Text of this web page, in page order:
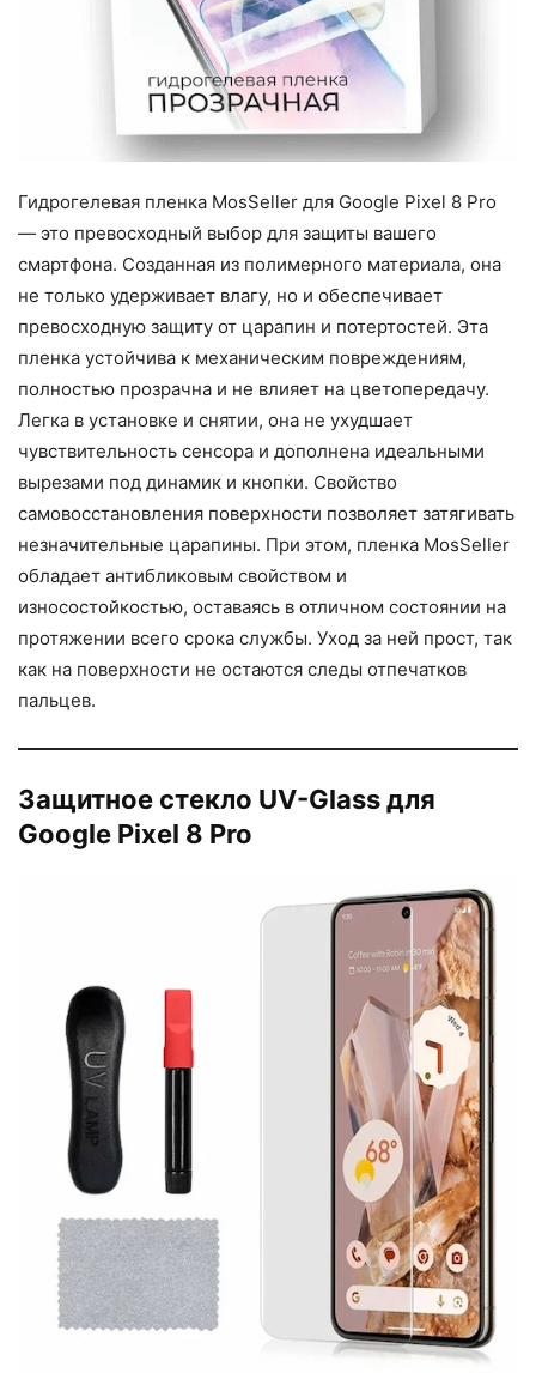
Гидрогелевая пленка MosSeller для Google Pixel 8 Pro
— это превосходный выбор для защиты вашего
смартфона. Созданная из полимерного материала, она
не только удерживает влагу, но и обеспечивает
превосходную защиту от царапин и потертостей. Эта
пленка устойчива к механическим повреждениям,
полностью прозрачна и не влияет на цветопередачу.
Легка в установке и снятии, она не ухудшает
чувствительность сенсора и дополнена идеальными
вырезами под динамик и кнопки. Свойство
самовосстановления поверхности позволяет затягивать
незначительные царапины. При этом, пленка MosSeller
обладает антибликовым свойством и
износостойкостью, оставаясь в отличном состоянии на
протяжении всего срока службы. Уход за ней прост, так
как на поверхности не остаются следы отпечатков
пальцев.
Защитное стекло UV-Glass для
Google Pixel 8 Pro